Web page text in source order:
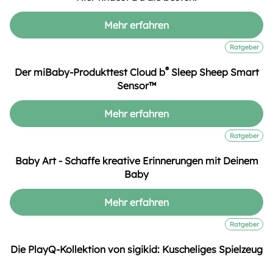
Mehr erfahren
Ratgeber
Der miBaby-Produkttest Cloud b®Sleep Sheep Smart
Sensor™
Mehr erfahren
Ratgeber
Baby Art - Schaffe kreative Erinnerungen mit Deinem
Baby
Mehr erfahren
Ratgeber
Die PlayQ-Kollektion von sigikid: Kuscheliges Spielzeug